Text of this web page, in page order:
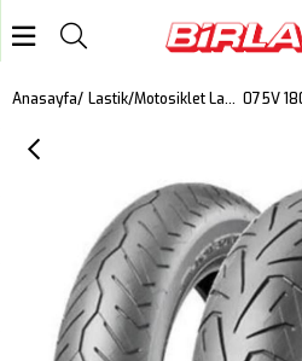
Anasayfa Lastik Motosiklet Lastiği